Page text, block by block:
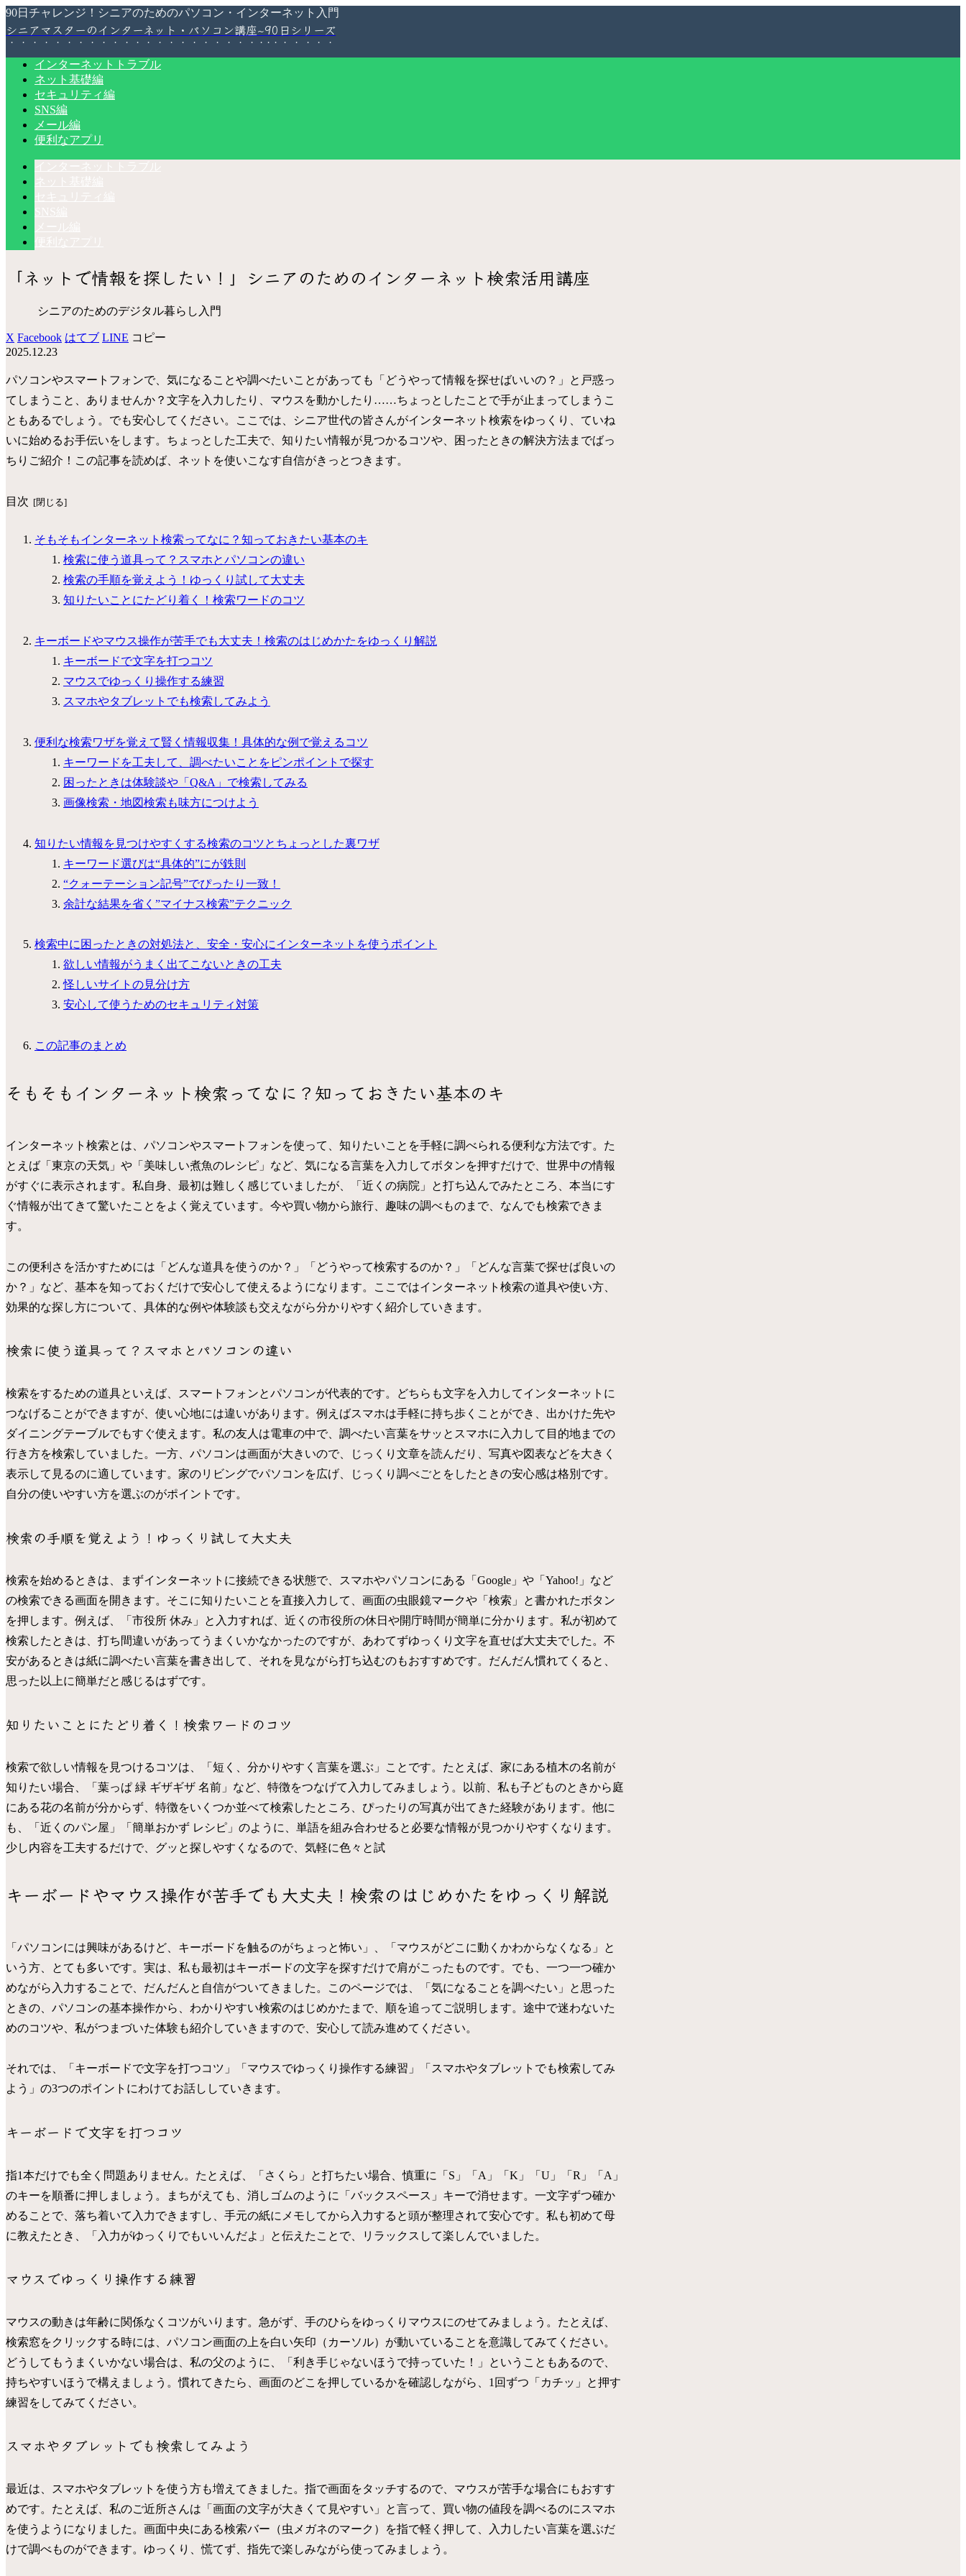
90日チャレンジ！シニアのためのパソコン・インターネット入門
シニアマスターのインターネット・パソコン講座~90日シリーズ
インターネットトラブル
ネット基礎編
セキュリティ編
SNS編
メール編
便利なアプリ
「ネットで情報を探したい！」シニアのためのインターネット検索活用講座
シニアのためのデジタル暮らし入門
X Facebook はてブ LINE コピー
2025.12.23
パソコンやスマートフォンで、気になることや調べたいことがあっても「どうやって情報を探せばいいの？」と戸惑っ
てしまうこと、ありませんか？文字を入力したり、マウスを動かしたり……ちょっとしたことで手が止まってしまうこ
ともあるでしょう。でも安心してください。ここでは、シニア世代の皆さんがインターネット検索をゆっくり、ていね
いに始めるお手伝いをします。ちょっとした工夫で、知りたい情報が見つかるコツや、困ったときの解決方法までばっ
ちりご紹介！この記事を読めば、ネットを使いこなす自信がきっとつきます。
目次
そもそもインターネット検索ってなに？知っておきたい基本のキ
検索に使う道具って？スマホとパソコンの違い
検索の手順を覚えよう！ゆっくり試して大丈夫
知りたいことにたどり着く！検索ワードのコツ
キーボードやマウス操作が苦手でも大丈夫！検索のはじめかたをゆっくり解説
キーボードで文字を打つコツ
マウスでゆっくり操作する練習
スマホやタブレットでも検索してみよう
便利な検索ワザを覚えて賢く情報収集！具体的な例で覚えるコツ
キーワードを工夫して、調べたいことをピンポイントで探す
困ったときは体験談や「Q&A」で検索してみる
画像検索・地図検索も味方につけよう
知りたい情報を見つけやすくする検索のコツとちょっとした裏ワザ
キーワード選びは“具体的”にが鉄則
“クォーテーション記号”でぴったり一致！
余計な結果を省く”マイナス検索”テクニック
検索中に困ったときの対処法と、安全・安心にインターネットを使うポイント
欲しい情報がうまく出てこないときの工夫
怪しいサイトの見分け方
安心して使うためのセキュリティ対策
この記事のまとめ
そもそもインターネット検索ってなに？知っておきたい基本のキ
インターネット検索とは、パソコンやスマートフォンを使って、知りたいことを手軽に調べられる便利な方法です。た
とえば「東京の天気」や「美味しい煮魚のレシピ」など、気になる言葉を入力してボタンを押すだけで、世界中の情報
がすぐに表示されます。私自身、最初は難しく感じていましたが、「近くの病院」と打ち込んでみたところ、本当にす
ぐ情報が出てきて驚いたことをよく覚えています。今や買い物から旅行、趣味の調べものまで、なんでも検索できま
す。
この便利さを活かすためには「どんな道具を使うのか？」「どうやって検索するのか？」「どんな言葉で探せば良いの
か？」など、基本を知っておくだけで安心して使えるようになります。ここではインターネット検索の道具や使い方、
効果的な探し方について、具体的な例や体験談も交えながら分かりやすく紹介していきます。
検索に使う道具って？スマホとパソコンの違い
検索をするための道具といえば、スマートフォンとパソコンが代表的です。どちらも文字を入力してインターネットに
つなげることができますが、使い心地には違いがあります。例えばスマホは手軽に持ち歩くことができ、出かけた先や
ダイニングテーブルでもすぐ使えます。私の友人は電車の中で、調べたい言葉をサッとスマホに入力して目的地までの
行き方を検索していました。一方、パソコンは画面が大きいので、じっくり文章を読んだり、写真や図表などを大きく
表示して見るのに適しています。家のリビングでパソコンを広げ、じっくり調べごとをしたときの安心感は格別です。
自分の使いやすい方を選ぶのがポイントです。
検索の手順を覚えよう！ゆっくり試して大丈夫
検索を始めるときは、まずインターネットに接続できる状態で、スマホやパソコンにある「Google」や「Yahoo!」など
の検索できる画面を開きます。そこに知りたいことを直接入力して、画面の虫眼鏡マークや「検索」と書かれたボタン
を押します。例えば、「市役所 休み」と入力すれば、近くの市役所の休日や開庁時間が簡単に分かります。私が初めて
検索したときは、打ち間違いがあってうまくいかなかったのですが、あわてずゆっくり文字を直せば大丈夫でした。不
安があるときは紙に調べたい言葉を書き出して、それを見ながら打ち込むのもおすすめです。だんだん慣れてくると、
思った以上に簡単だと感じるはずです。
知りたいことにたどり着く！検索ワードのコツ
検索で欲しい情報を見つけるコツは、「短く、分かりやすく言葉を選ぶ」ことです。たとえば、家にある植木の名前が
知りたい場合、「葉っぱ 緑 ギザギザ 名前」など、特徴をつなげて入力してみましょう。以前、私も子どものときから庭
にある花の名前が分からず、特徴をいくつか並べて検索したところ、ぴったりの写真が出てきた経験があります。他に
も、「近くのパン屋」「簡単おかず レシピ」のように、単語を組み合わせると必要な情報が見つかりやすくなります。
少し内容を工夫するだけで、グッと探しやすくなるので、気軽に色々と試
キーボードやマウス操作が苦手でも大丈夫！検索のはじめかたをゆっくり解説
「パソコンには興味があるけど、キーボードを触るのがちょっと怖い」、「マウスがどこに動くかわからなくなる」と
いう方、とても多いです。実は、私も最初はキーボードの文字を探すだけで肩がこったものです。でも、一つ一つ確か
めながら入力することで、だんだんと自信がついてきました。このページでは、「気になることを調べたい」と思った
ときの、パソコンの基本操作から、わかりやすい検索のはじめかたまで、順を追ってご説明します。途中で迷わないた
めのコツや、私がつまづいた体験も紹介していきますので、安心して読み進めてください。
それでは、「キーボードで文字を打つコツ」「マウスでゆっくり操作する練習」「スマホやタブレットでも検索してみ
よう」の3つのポイントにわけてお話ししていきます。
キーボードで文字を打つコツ
指1本だけでも全く問題ありません。たとえば、「さくら」と打ちたい場合、慎重に「S」「A」「K」「U」「R」「A」
のキーを順番に押しましょう。まちがえても、消しゴムのように「バックスペース」キーで消せます。一文字ずつ確か
めることで、落ち着いて入力できますし、手元の紙にメモしてから入力すると頭が整理されて安心です。私も初めて母
に教えたとき、「入力がゆっくりでもいいんだよ」と伝えたことで、リラックスして楽しんでいました。
マウスでゆっくり操作する練習
マウスの動きは年齢に関係なくコツがいります。急がず、手のひらをゆっくりマウスにのせてみましょう。たとえば、
検索窓をクリックする時には、パソコン画面の上を白い矢印（カーソル）が動いていることを意識してみてください。
どうしてもうまくいかない場合は、私の父のように、「利き手じゃないほうで持っていた！」ということもあるので、
持ちやすいほうで構えましょう。慣れてきたら、画面のどこを押しているかを確認しながら、1回ずつ「カチッ」と押す
練習をしてみてください。
スマホやタブレットでも検索してみよう
最近は、スマホやタブレットを使う方も増えてきました。指で画面をタッチするので、マウスが苦手な場合にもおすす
めです。たとえば、私のご近所さんは「画面の文字が大きくて見やすい」と言って、買い物の値段を調べるのにスマホ
を使うようになりました。画面中央にある検索バー（虫メガネのマーク）を指で軽く押して、入力したい言葉を選ぶだ
けで調べものができます。ゆっくり、慌てず、指先で楽しみながら使ってみましょう。